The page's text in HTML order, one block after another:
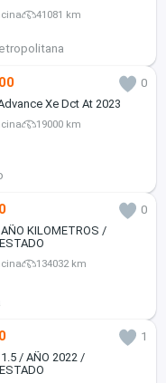
41081 km
0
Jac Js8 1.5 Advance Xe Dct At 2023
19000 km
0
/
134032 km
1
/ AÑO 2022 /